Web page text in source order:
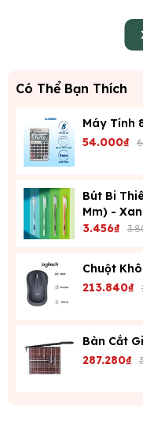
Bìa bảo vệ cứng
mỏng nhẹ giúp giữ
làm (to-do list), ghi
Có Thể Bạn Thích
Máy Tính
54.000₫
Bút Bi
Mm) -
3.456₫
Chuột
213.840₫
Bàn Cắt
287.280₫